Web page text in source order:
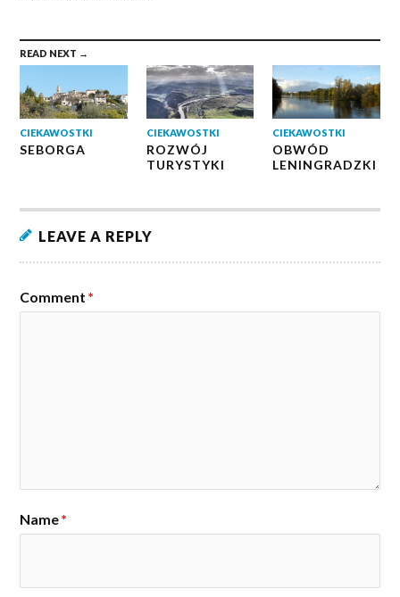
READ NEXT →
CIEKAWOSTKI
SEBORGA
CIEKAWOSTKI
ROZWÓJ
TURYSTYKI
CIEKAWOSTKI
OBWÓD
LENINGRADZKI
LEAVE A REPLY
Comment *
Name*